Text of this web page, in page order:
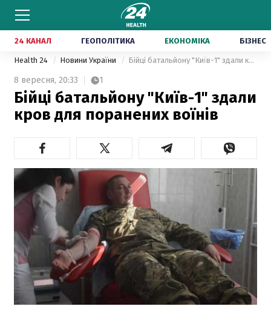
24 КАНАЛ ГЕОПОЛІТИКА ЕКОНОМІКА БІЗНЕС
Health 24 Новини України Бійці батальйону "Київ-1" здали кров для поранених воїнів
8 вересня, 20:33 1
Бійці батальйону "Київ-1" здали
кров для поранених воїнів